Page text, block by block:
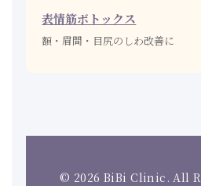
表情筋ボトックス
額・眉間・目尻のしわ改善に
© 2026 BiBi Clinic. All